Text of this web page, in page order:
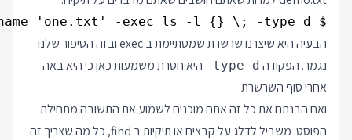
$ find . -name 'one.txt' -exec ls -l {} \; -type d
הבעיה היא שיצרנו שרשרת שמסתיימת ב exec ובזה הסיפור שלנו
נגמר. הפקודה -type d היא חסרת משמעות כאן כי היא באה
אחרי סוף השרשרת.
ואם הבנתם את כל זה אתם מוכנים לשמוע את התשובה מתחילת
הפוסט: משביל לדלג על קבצים או תיקיות ב find, כל מה שצריך זה